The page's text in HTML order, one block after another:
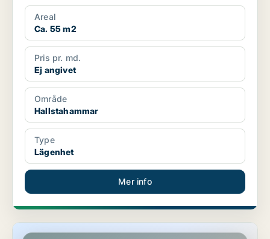
Areal
Ca. 55 m2
Pris pr. md.
Ej angivet
Område
Hallstahammar
Type
Lägenhet
Mer info
Lägenhet i Hallstahammar